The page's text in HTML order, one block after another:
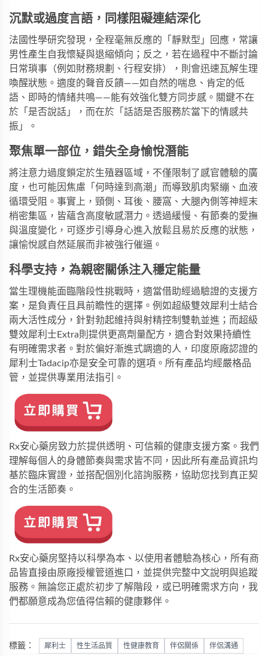
沉默或過度言語，同樣阻礙連結深化
法國性學研究發現，全程毫無反應的「靜默型」回應，常讓
男性產生自我懷疑與退縮傾向；反之，若在過程中不斷討論
日常瑣事（例如財務規劃、行程安排），則會迅速瓦解生理
喚醒狀態。適度的聲音反饋——如自然的喘息、肯定的低
語、即時的情緒共鳴——能有效強化雙方同步感。關鍵不在
於「是否說話」，而在於「話語是否服務於當下的情感共
振」。
聚焦單一部位，錯失全身愉悅潛能
將注意力過度鎖定於生殖器區域，不僅限制了感官體驗的廣
度，也可能因焦慮「何時達到高潮」而導致肌肉緊繃、血液
循環受阻。事實上，頸側、耳後、腰窩、大腿內側等神經末
梢密集區，皆蘊含高度敏感潛力。透過緩慢、有節奏的愛撫
與溫度變化，可逐步引導身心進入放鬆且易於反應的狀態，
讓愉悅感自然延展而非被強行催逼。
科學支持，為親密關係注入穩定能量
當生理機能面臨階段性挑戰時，適當借助經過驗證的支援方
案，是負責任且具前瞻性的選擇。例如超級雙效犀利士結合
兩大活性成分，針對勃起維持與射精控制雙軌並進；而超級
雙效犀利士Extra則提供更高劑量配方，適合對效果持續性
有明確需求者。對於偏好漸進式調適的人，印度原廠認證的
犀利士Tadacip亦是安全可靠的選項。所有產品均經嚴格品
管，並提供專業用法指引。
Rx安心藥房致力於提供透明、可信賴的健康支援方案。我們
理解每個人的身體節奏與需求皆不同，因此所有產品資訊均
基於臨床實證，並搭配個別化諮詢服務，協助您找到真正契
合的生活節奏。
Rx安心藥房堅持以科學為本、以使用者體驗為核心，所有商
品皆直接由原廠授權管道進口，並提供完整中文說明與追蹤
服務。無論您正處於初步了解階段，或已明確需求方向，我
們都願意成為您值得信賴的健康夥伴。
標籤： 犀利士 性生活品質 性健康教育 伴侶關係 伴侶溝通